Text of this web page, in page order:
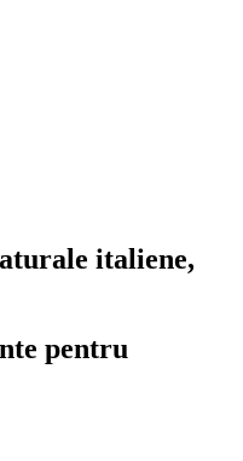
italiene,
pentru